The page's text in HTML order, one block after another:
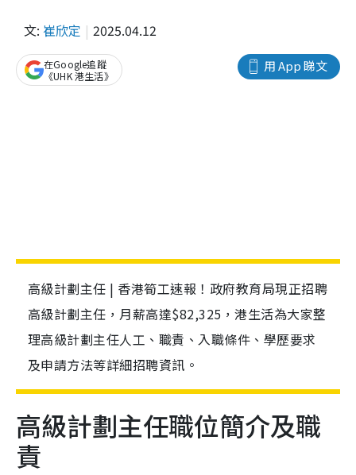
文: 崔欣定 2025.04.12
用 App 睇文
在Google追蹤
《UHK 港生活》
高級計劃主任 | 香港筍工速報！政府教育局現正招聘
高級計劃主任，月薪高達$82,325，港生活為大家整
理高級計劃主任人工、職責、入職條件、學歷要求
及申請方法等詳細招聘資訊。
高級計劃主任職位簡介及職
責